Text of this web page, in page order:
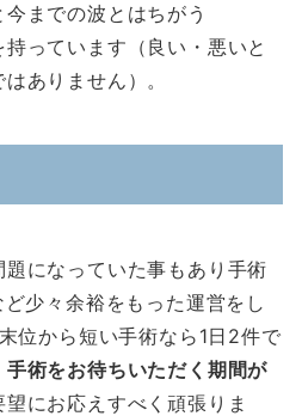
までの波とはちがう
っています（良い・悪いと
ありません）。
になっていた事もあり手術
少々余裕をもった運営をし
位から短い手術なら1日2件で
手術をお待ちいただく期間が
望にお応えすべく頑張りま